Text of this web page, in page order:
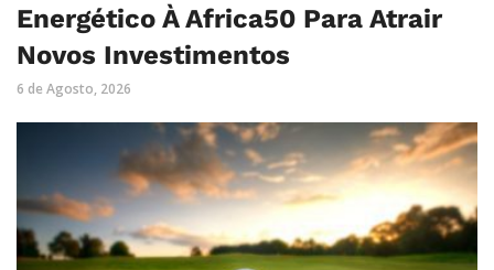
Energético À Africa50 Para Atrair
Novos Investimentos
6 de Agosto, 2026